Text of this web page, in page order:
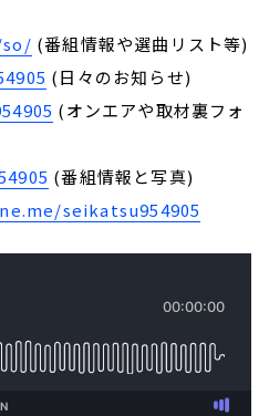
(番組情報や選曲リスト等)
(日々のお知らせ)
(オンエアや取材裏フォ
(番組情報と写真)
seikatsu954905